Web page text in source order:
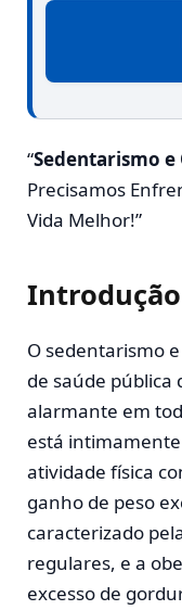
“Sedentarismo e
Precisamos
Vida Melhor!”
Introdução
O sedentarismo
de saúde pública
alarmante em
está
atividade física
ganho de peso
caracterizado
regulares, e a
excesso de